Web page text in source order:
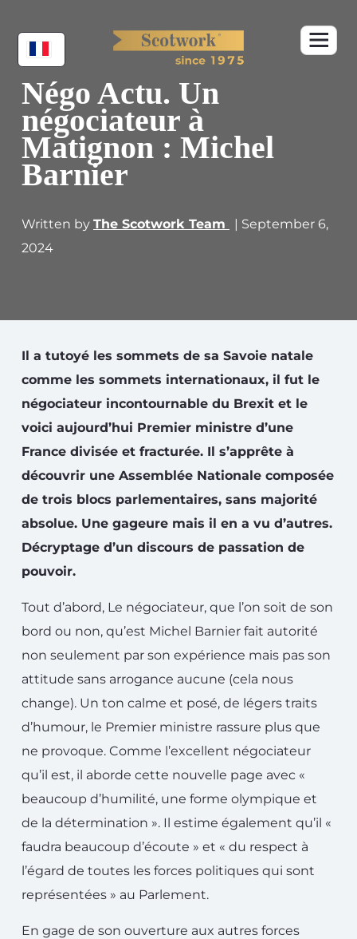
Négo Actu. Un
négociateur à
Matignon : Michel
Barnier
Written by The Scotwork Team
| September 6,
2024
Il a tutoyé les sommets de sa Savoie natale
comme les sommets internationaux, il fut le
négociateur incontournable du Brexit et le
voici aujourd’hui Premier ministre d’une
France divisée et fracturée. Il s’apprête à
découvrir une Assemblée Nationale composée
de trois blocs parlementaires, sans majorité
absolue. Une gageure mais il en a vu d’autres.
Décryptage d’un discours de passation de
pouvoir.
Tout d’abord, Le négociateur, que l’on soit de son
bord ou non, qu’est Michel Barnier fait autorité
non seulement par son expérience mais pas son
attitude sans arrogance aucune (cela nous
change). Un ton calme et posé, de légers traits
d’humour, le Premier ministre rassure plus que
ne provoque. Comme l’excellent négociateur
qu’il est, il aborde cette nouvelle page avec «
beaucoup d’humilité, une forme olympique et
de la détermination ». Il estime également qu’il «
faudra beaucoup d’écoute » et « du respect à
l’égard de toutes les forces politiques qui sont
représentées » au Parlement.
En gage de son ouverture aux autres forces